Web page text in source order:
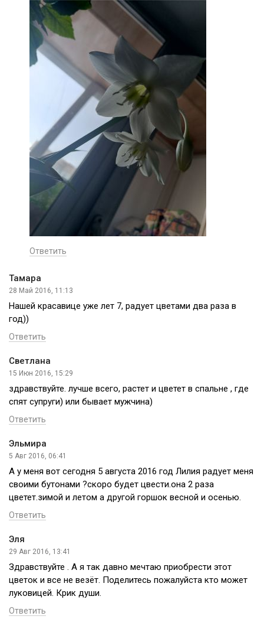
Ответить
Тамара
28 Май 2016, 11:13
Нашей красавице уже лет 7, радует цветами два раза в
год))
Ответить
Светлана
15 Июн 2016, 15:29
здравствуйте. лучше всего, растет и цветет в спальне , где
спят супруги) или бывает мужчина)
Ответить
Эльмира
5 Авг 2016, 06:41
А у меня вот сегодня 5 августа 2016 год Лилия радует меня
своими бутонами ?скоро будет цвести.она 2 раза
цветет.зимой и летом а другой горшок весной и осенью.
Ответить
Эля
29 Авг 2016, 13:41
Здравствуйте . А я так давно мечтаю приобрести этот
цветок и все не везёт. Поделитесь пожалуйста кто может
луковицей. Крик души.
Ответить